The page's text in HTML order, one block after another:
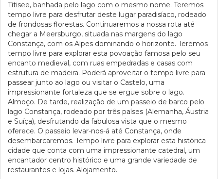
Titisee, banhada pelo lago com o mesmo nome. Teremos
tempo livre para desfrutar deste lugar paradisíaco, rodeado
de frondosas florestas. Continuaremos a nossa rota até
chegar a Meersburgo, situada nas margens do lago
Constança, com os Alpes dominando o horizonte. Teremos
tempo livre para explorar esta povoação famosa pelo seu
encanto medieval, com ruas empedradas e casas com
estrutura de madeira. Poderá aproveitar o tempo livre para
passear junto ao lago ou visitar o Castelo, uma
impressionante fortaleza que se ergue sobre o lago.
Almoço. De tarde, realização de um passeio de barco pelo
lago Constança, rodeado por três países (Alemanha, Áustria
e Suíça), desfrutando da fabulosa vista que o mesmo
oferece. O passeio levar-nos-á até Constança, onde
desembarcaremos. Tempo livre para explorar esta histórica
cidade que conta com uma impressionante catedral, um
encantador centro histórico e uma grande variedade de
restaurantes e lojas. Alojamento.